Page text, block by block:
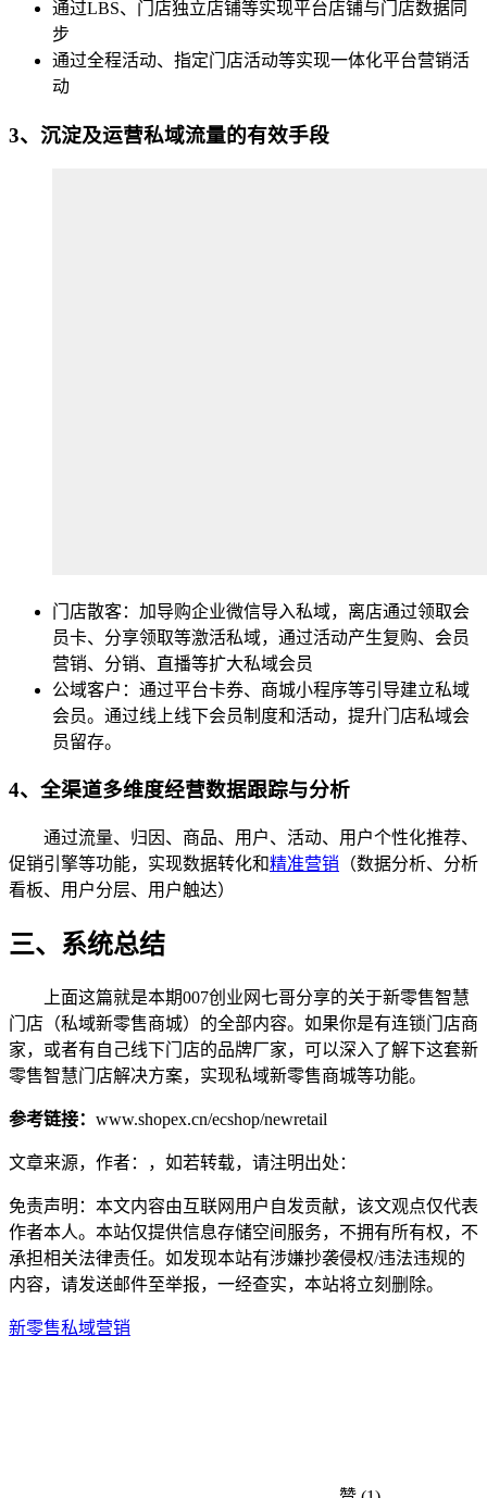
通过LBS、门店独立店铺等实现平台店铺与门店数据同
步
通过全程活动、指定门店活动等实现一体化平台营销活
动
3、沉淀及运营私域流量的有效手段
门店散客：加导购企业微信导入私域，离店通过领取会
员卡、分享领取等激活私域，通过活动产生复购、会员
营销、分销、直播等扩大私域会员
公域客户：通过平台卡券、商城小程序等引导建立私域
会员。通过线上线下会员制度和活动，提升门店私域会
员留存。
4、全渠道多维度经营数据跟踪与分析
通过流量、归因、商品、用户、活动、用户个性化推荐、
促销引擎等功能，实现数据转化和精准营销 （数据分析、分析
看板、用户分层、用户触达）
三、系统总结
上面这篇就是本期007创业网七哥分享的关于新零售智慧
门店（​私域新零售商城）的全部内容。如果你是有连锁门店商
家，或者有自己线下门店的品牌厂家，可以深入了解下这套新
零售智慧门店解决方案，实现私域新零售商城等功能。
参考链接： www.shopex.cn/ecshop/newretail
文章来源，作者：，如若转载，请注明出处：
免责声明：本文内容由互联网用户自发贡献，该文观点仅代表
作者本人。本站仅提供信息存储空间服务，不拥有所有权，不
承担相关法律责任。如发现本站有涉嫌抄袭侵权/违法违规的
内容，请发送邮件至举报，一经查实，本站将立刻删除。
新零售私域营销